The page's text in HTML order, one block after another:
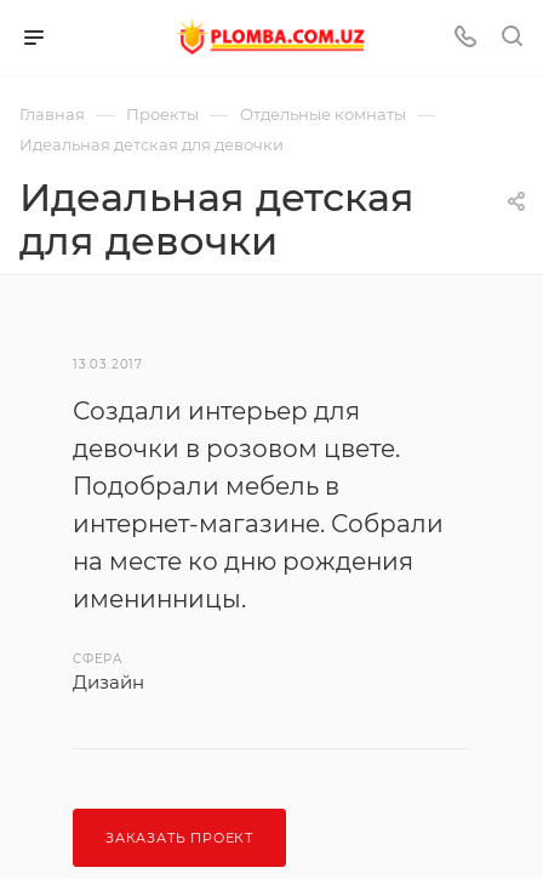
Главная — Проекты — Отдельные комнаты —
Идеальная детская для девочки
Идеальная детская
для девочки
13.03.2017
Создали интерьер для
девочки в розовом цвете.
Подобрали мебель в
интернет-магазине. Собрали
на месте ко дню рождения
именинницы.
СФЕРА
Дизайн
ЗАКАЗАТЬ ПРОЕКТ